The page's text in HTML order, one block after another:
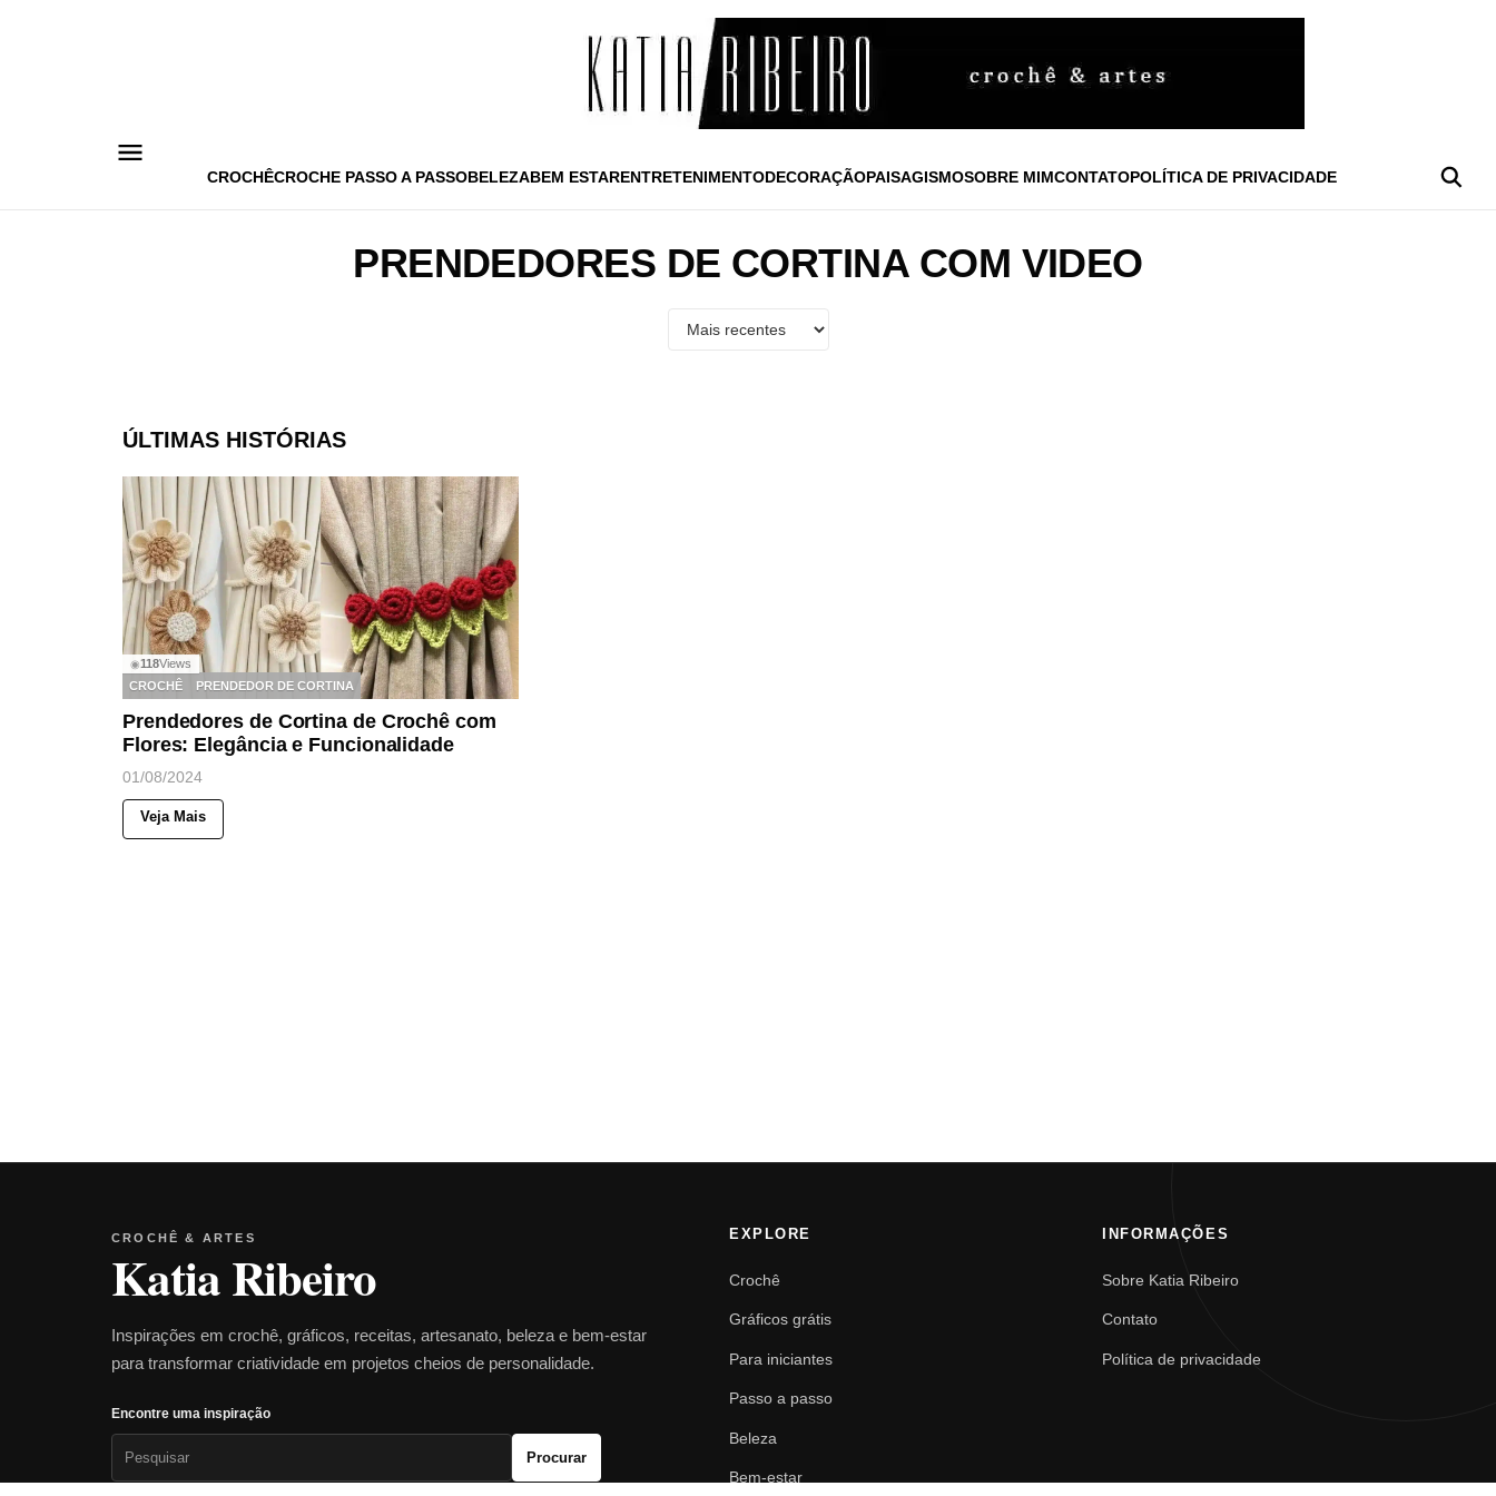
CROCHÊCROCHE PASSO A PASSOBELEZABEM ESTARENTRETENIMENTODECORAÇÃOPAISAGISMOSOBRE MIMCONTATOPOLÍTICA DE PRIVACIDADE
PRENDEDORES DE CORTINA COM VIDEO
ÚLTIMAS HISTÓRIAS
◉118Views
CROCHÊ
PRENDEDOR DE CORTINA
Prendedores de Cortina de Crochê com
Flores: Elegância e Funcionalidade
01/08/2024
Veja Mais
CROCHÊ & ARTES
Katia Ribeiro
Inspirações em crochê, gráficos, receitas, artesanato, beleza e bem-estar
para transformar criatividade em projetos cheios de personalidade.
Encontre uma inspiração
Procurar
EXPLORE
Crochê
Gráficos grátis
Para iniciantes
Passo a passo
Beleza
Bem-estar
INFORMAÇÕES
Sobre Katia Ribeiro
Contato
Política de privacidade